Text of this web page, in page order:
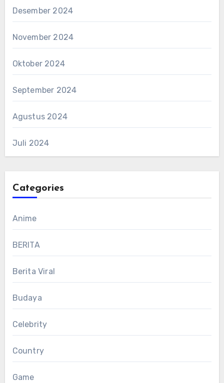
Desember 2024
November 2024
Oktober 2024
September 2024
Agustus 2024
Juli 2024
Categories
Anime
BERITA
Berita Viral
Budaya
Celebrity
Country
Game